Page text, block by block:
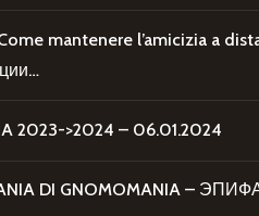
mantenere l’amicizia a
2023->2024 – 06.01.2024
DI GNOMOMANIA –